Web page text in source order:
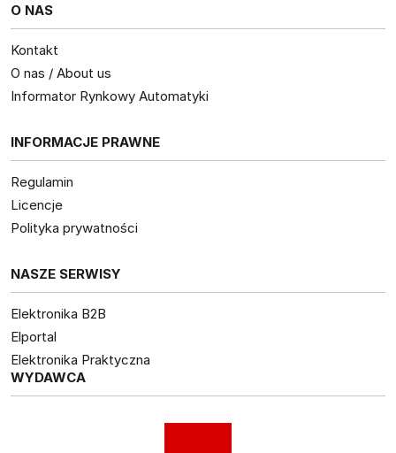
O NAS
Kontakt
O nas / About us
Informator Rynkowy Automatyki
INFORMACJE PRAWNE
Regulamin
Licencje
Polityka prywatności
NASZE SERWISY
Elektronika B2B
Elportal
Elektronika Praktyczna
WYDAWCA